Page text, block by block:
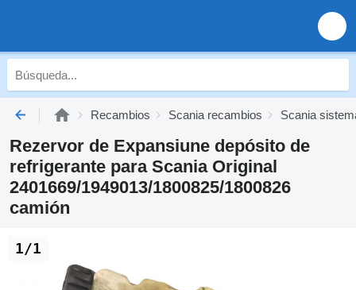
Recambios Scania recambios Scania
Rezervor de Expansiune depósito de
refrigerante para Scania Original
2401669/1949013/1800825/1800826
camión
1/1